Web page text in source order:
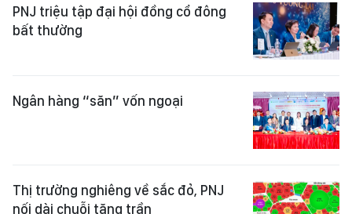
PNJ triệu tập đại hội đồng cổ đông
bất thường
Ngân hàng “săn” vốn ngoại
Thị trường nghiêng về sắc đỏ, PNJ
nối dài chuỗi tăng trần